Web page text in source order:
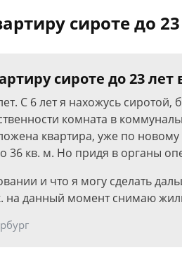
сироте до
сироте до 23
С 6 лет я нахожусь сиротой,
комната в
квартира, уже по новому
кв. м. Но придя в органы
и что я могу сделать
на данный момент снимаю